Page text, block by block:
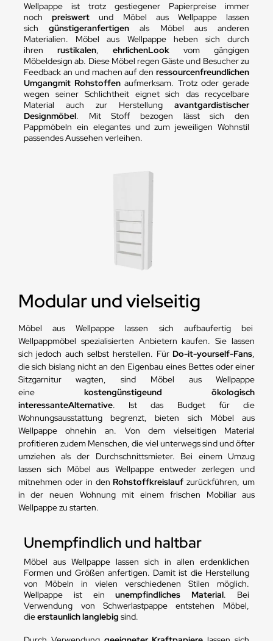
Wellpappe ist trotz gestiegener Papierpreise immer
nochpreiswert und Möbel aus Wellpappe lassen
sichgünstigeranfertigen als Möbel aus anderen
Materialien. Möbel aus Wellpappe heben sich durch
ihrenrustikalen, ehrlichenLook vom gängigen
Möbeldesign ab. Diese Möbel regen Gäste und Besucher zu
Feedback an und machen auf den ressourcenfreundlichen
Umgangmit Rohstoffen aufmerksam. Trotz oder gerade
wegen seiner Schlichtheit eignet sich das recycelbare
Material auch zur Herstellung avantgardistischer
Designmöbel. Mit Stoff bezogen lässt sich den
Pappmöbeln ein elegantes und zum jeweiligen Wohnstil
passendes Aussehen verleihen.
Modular und vielseitig
Möbel aus Wellpappe lassen sich aufbaufertig bei
Wellpappmöbel spezialisierten Anbietern kaufen. Sie lassen
sich jedoch auch selbst herstellen. Für Do-it-yourself-Fans,
die sich bislang nicht an den Eigenbau eines Bettes oder einer
Sitzgarnitur wagten, sind Möbel aus Wellpappe
eine kostengünstigeund ökologisch
interessanteAlternative. Ist das Budget für die
Wohnungsausstattung begrenzt, bieten sich Möbel aus
Wellpappe ohnehin an. Von dem vielseitigen Material
profitieren zudem Menschen, die viel unterwegs sind und öfter
umziehen als der Durchschnittsmieter. Bei einem Umzug
lassen sich Möbel aus Wellpappe entweder zerlegen und
mitnehmen oder in den Rohstoffkreislauf zurückführen, um
in der neuen Wohnung mit einem frischen Mobiliar aus
Wellpappe zu starten.
Unempfindlich und haltbar
Möbel aus Wellpappe lassen sich in allen erdenklichen
Formen und Größen anfertigen. Damit ist die Herstellung
von Möbeln in vielen verschiedenen Stilen möglich.
Wellpappe ist einunempfindliches Material. Bei
Verwendung von Schwerlastpappe entstehen Möbel,
dieerstaunlich langlebig sind.